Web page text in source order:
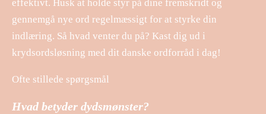
effektivt. Husk at holde styr på dine fremskridt og
gennemgå nye ord regelmæssigt for at styrke din
indlæring. Så hvad venter du på? Kast dig ud i
krydsordsløsning med dit danske ordforråd i dag!
Ofte stillede spørgsmål
Hvad betyder dydsmønster?